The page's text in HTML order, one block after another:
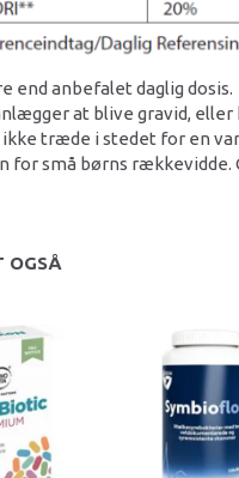
end anbefalet daglig dosis.
at blive gravid,
træde i stedet for en
for små børns
OGSÅ